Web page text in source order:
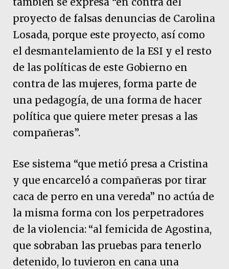
proyecto de falsas denuncias de Carolina
Losada, porque este proyecto, así como
el desmantelamiento de la ESI y el resto
de las políticas de este Gobierno en
contra de las mujeres, forma parte de
una pedagogía, de una forma de hacer
política que quiere meter presas a las
compañeras”.
Ese sistema “que metió presa a Cristina
y que encarceló a compañeras por tirar
caca de perro en una vereda” no actúa de
la misma forma con los perpetradores
de la violencia: “al femicida de Agostina,
que sobraban las pruebas para tenerlo
detenido, lo tuvieron en cana una